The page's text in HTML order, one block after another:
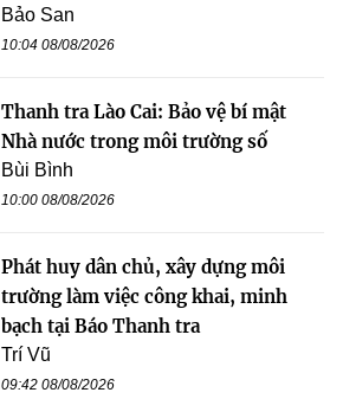
Bảo San
10:04 08/08/2026
Thanh tra Lào Cai: Bảo vệ bí mật
Nhà nước trong môi trường số
Bùi Bình
10:00 08/08/2026
Phát huy dân chủ, xây dựng môi
trường làm việc công khai, minh
bạch tại Báo Thanh tra
Trí Vũ
09:42 08/08/2026